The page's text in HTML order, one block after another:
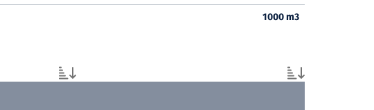
1000 m3